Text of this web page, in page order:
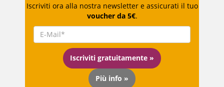
Iscriviti ora alla nostra newsletter e assicurati il tuo
voucher da 5€.
Iscriviti gratuitamente »
Più info »